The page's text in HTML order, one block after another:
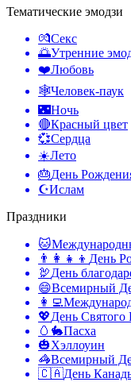
Тематические эмодзи
💏Секс
🌅Утренние
❤️Любовь
🕸️Человек-паук
🌃Ночь
🔴Красный цвет
💞Сердца
☀️Лето
🎂День
☪️Ислам
Праздники
🐱
👨‍👩‍👧‍👦 День
🦃День
😄Всемирный
👩‍💻
💖День Святого
🥚🐇Пасха
🎃Хэллоуин
🦓Всемирный
🇨🇦День